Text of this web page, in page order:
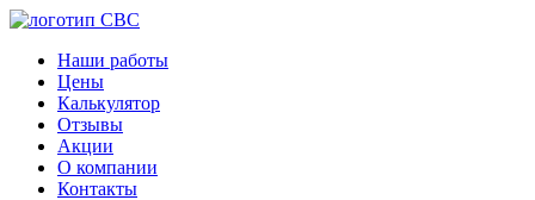
Наши работы
Цены
Калькулятор
Отзывы
Акции
О компании
Контакты